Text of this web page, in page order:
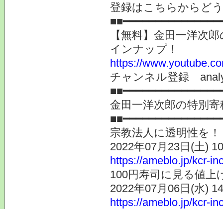
登録はこちらからど
【無料】金田一洋次
インナップ！
https://
チャンネル登録
金田一洋次郎の特別寄
宗教法人に透明性を！
2022年07月23日(土)
https://ameblo.jp/kcr-
100円寿司に見る値上
2022年07月06日(水)
https://ameblo.jp/kcr-